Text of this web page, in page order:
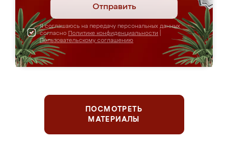
Отправить
Я соглашаюсь на передачу персональных данных
согласно Политике конфиденциальности
Пользовательскому соглашению
ПОСМОТРЕТЬ
МАТЕРИАЛЫ